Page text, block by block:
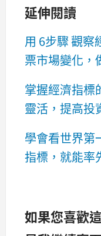
延伸閱讀
用 6步驟 觀察
票市場變化，
掌握經濟指標
靈活，提高投
學會看世界第
指標，就能率
如果您喜歡